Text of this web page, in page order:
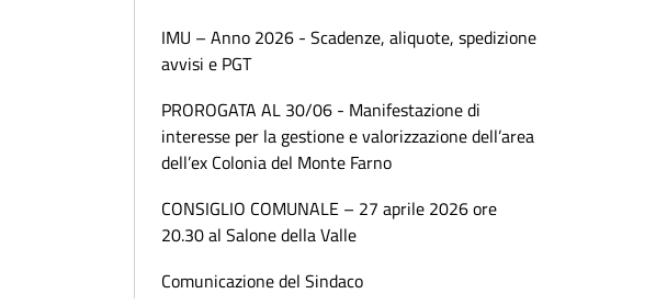
IMU – Anno 2026 - Scadenze, aliquote, spedizione
avvisi e PGT
PROROGATA AL 30/06 - Manifestazione di
interesse per la gestione e valorizzazione dell’area
dell’ex Colonia del Monte Farno
CONSIGLIO COMUNALE – 27 aprile 2026 ore
20.30 al Salone della Valle
Comunicazione del Sindaco